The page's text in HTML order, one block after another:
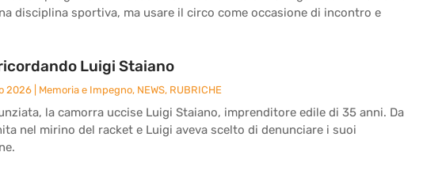
disciplina sportiva, ma usare il circo come occasione di incontro e
Luigi Staiano
2026 Memoria e Impegno, NEWS, RUBRICHE
la camorra uccise Luigi Staiano, imprenditore edile di 35 anni. Da
nel mirino del racket e Luigi aveva scelto di denunciare i suoi